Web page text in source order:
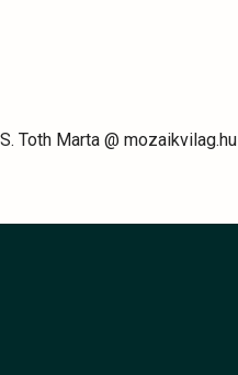
S. Toth Marta @ mozaikvilag.hu